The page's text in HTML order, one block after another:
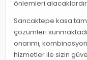
önlemleri
Sancaktepe kasa
çözümleri
onarımı,
hizmetler ile sizin